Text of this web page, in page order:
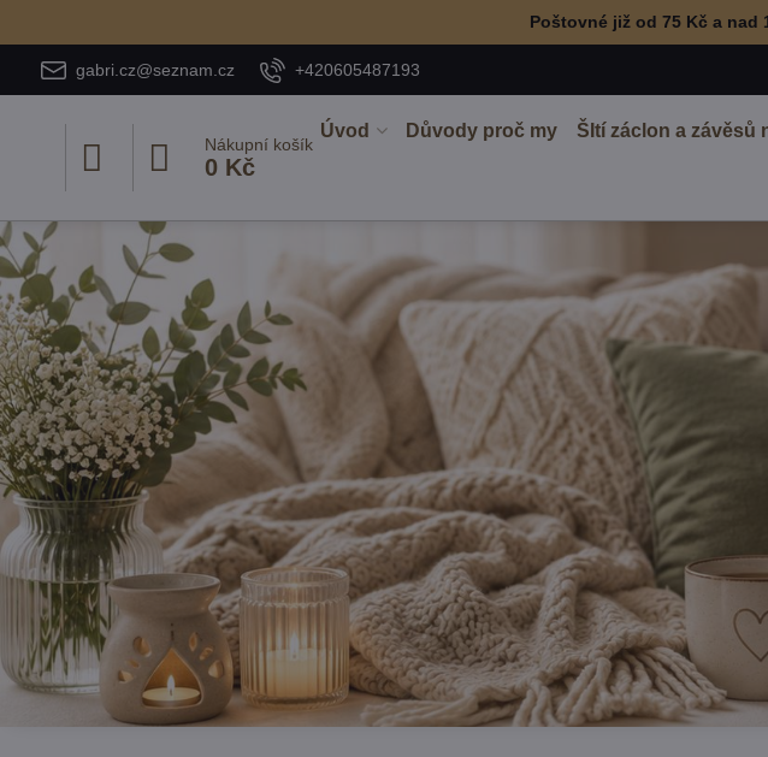
Poštovné již od 75 Kč a nad
gabri.cz@seznam.cz +420605487193
Nákupní košík
0 Kč
Úvod Důvody proč my ŠItí záclon a závěsů